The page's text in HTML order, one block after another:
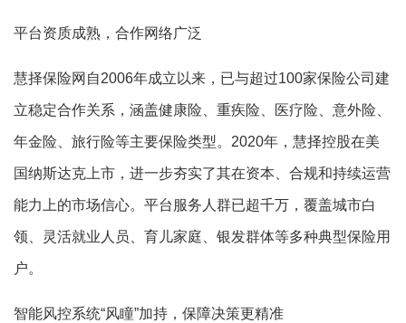
平台资质成熟，合作网络广泛
慧择保险网自2006年成立以来，已与超过100家保险公司建
立稳定合作关系，涵盖健康险、重疾险、医疗险、意外险、
年金险、旅行险等主要保险类型。2020年，慧择控股在美
国纳斯达克上市，进一步夯实了其在资本、合规和持续运营
能力上的市场信心。平台服务人群已超千万，覆盖城市白
领、灵活就业人员、育儿家庭、银发群体等多种典型保险用
户。
智能风控系统“风瞳”加持，保障决策更精准